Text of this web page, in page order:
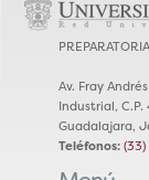
Av. Fray
Industrial, C.P.
Guadalajara,
Teléfonos: (33)